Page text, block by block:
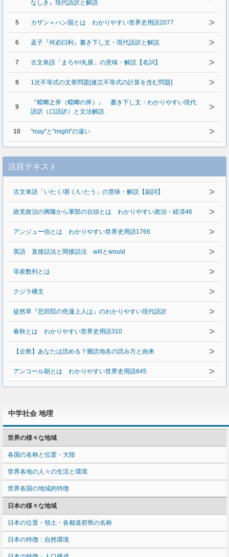
なしき』現代語訳と解説
5 カザン＝ハン国とは わかりやすい世界史用語2077 >
6 孟子『何必曰利』書き下し文・現代語訳と解説 >
7 古文単語「まろや/丸屋」の意味・解説【名詞】 >
8 1次不等式の文章問題[連立不等式の計算を含む問題] >
9
『蟷螂之斧（蟷螂の斧）』 書き下し文・わかりやすい現代
語訳（口語訳）と文法解説
>
10 "may"と"might"の違い >
注目テキスト
古文単語「いたく/甚く/いたう」の意味・解説【副詞】 >
政党政治の興隆から軍部の台頭とは わかりやすい政治・経済46 >
アンジュー伯とは わかりやすい世界史用語1766 >
英語 直接話法と間接話法 willとwould >
等差数列とは >
クジラ構文 >
徒然草『悲田院の尭蓮上人は』のわかりやすい現代語訳 >
春秋とは わかりやすい世界史用語310 >
【企救】あなたは読める？難読地名の読み方と由来 >
アンコール朝とは わかりやすい世界史用語845 >
中学社会 地理
世界の様々な地域
各国の名称と位置・大陸
世界各地の人々の生活と環境
世界各国の地域的特徴
日本の様々な地域
日本の位置・領土・各都道府県の名称
日本の特徴：自然環境